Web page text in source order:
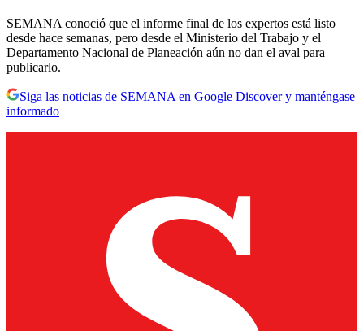
SEMANA conoció que el informe final de los expertos está listo
desde hace semanas, pero desde el Ministerio del Trabajo y el
Departamento Nacional de Planeación aún no dan el aval para
publicarlo.
Siga las noticias de SEMANA en Google Discover y manténgase
informado